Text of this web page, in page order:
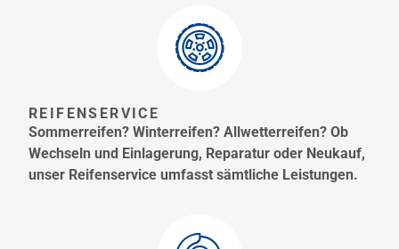
REIFENSERVICE
Sommerreifen? Winterreifen? Allwetterreifen? Ob
Wechseln und Einlagerung, Reparatur oder Neukauf,
unser Reifenservice umfasst sämtliche Leistungen.